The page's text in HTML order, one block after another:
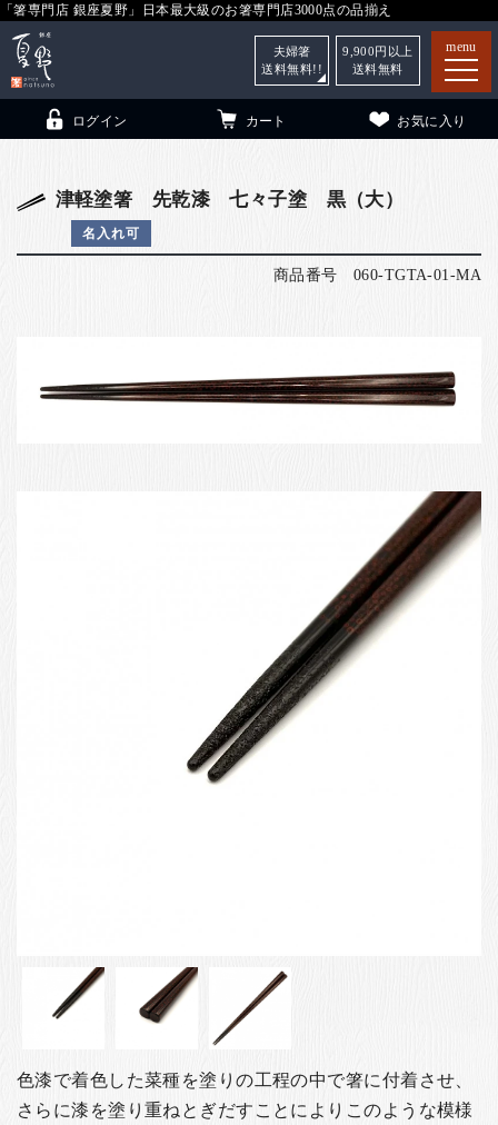
「箸専門店 銀座夏野」日本最大級のお箸専門店3000点の品揃え
menu
箸（贈答用・自宅用）
こども和食器 小夏について
ログイン カート お気に入り
夫婦箸
送料無料!!
9,900 円以上
送料無料
津軽塗箸 先乾漆 七々子塗 黒（大）
名入れ可
商品番号 060-TGTA-01-MA
色漆で着色した菜種を塗りの工程の中で箸に付着させ、
さらに漆を塗り重ねとぎだすことによりこのような模様